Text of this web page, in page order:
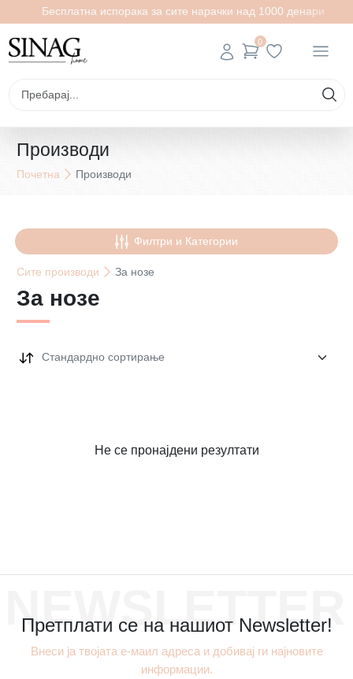
Бесплатна испорака за сите нарачки над 1000 денари
0
Производи
Почетна Производи
Филтри и Категории
Сите производи За нозе
За нозе
Стандардно сортирање
Не се пронајдени резултати
NEWSLETTER
Претплати се на нашиот Newsletter!
Внеси ја твојата е-маил адреса и добивај ги најновите
информации.